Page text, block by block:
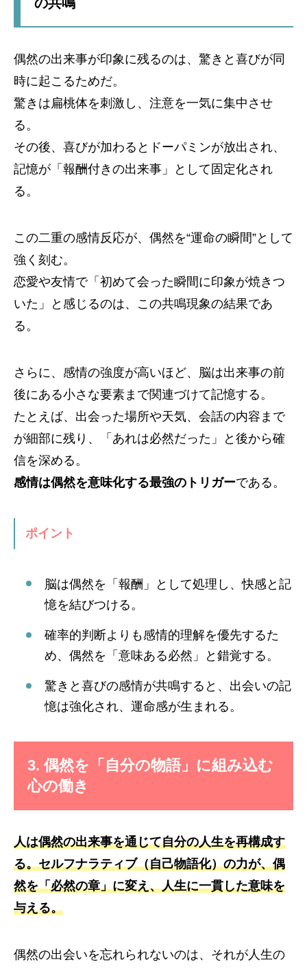
偶然の出来事が印象に残るのは、驚きと喜びが同
時に起こるためだ。
驚きは扁桃体を刺激し、注意を一気に集中させ
る。
その後、喜びが加わるとドーパミンが放出され、
記憶が「報酬付きの出来事」として固定化され
る。
この二重の感情反応が、偶然を“運命の瞬間”として
強く刻む。
恋愛や友情で「初めて会った瞬間に印象が焼きつ
いた」と感じるのは、この共鳴現象の結果であ
る。
さらに、感情の強度が高いほど、脳は出来事の前
後にある小さな要素まで関連づけて記憶する。
たとえば、出会った場所や天気、会話の内容まで
が細部に残り、「あれは必然だった」と後から確
信を深める。
感情は偶然を意味化する最強のトリガーである。
ポイント
脳は偶然を「報酬」として処理し、快感と記
憶を結びつける。
確率的判断よりも感情的理解を優先するた
め、偶然を「意味ある必然」と錯覚する。
驚きと喜びの感情が共鳴すると、出会いの記
憶は強化され、運命感が生まれる。
3. 偶然を「自分の物語」に組み込む
心の働き
人は偶然の出来事を通じて自分の人生を再構成す
る。セルフナラティブ（自己物語化）の力が、偶
然を「必然の章」に変え、人生に一貫した意味を
与える。
偶然の出会いを忘れられないのは、それが人生の